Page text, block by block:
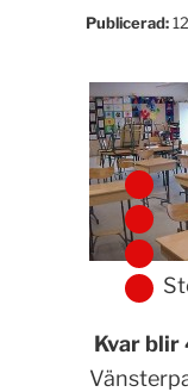
Publicerad:
Kvar blir